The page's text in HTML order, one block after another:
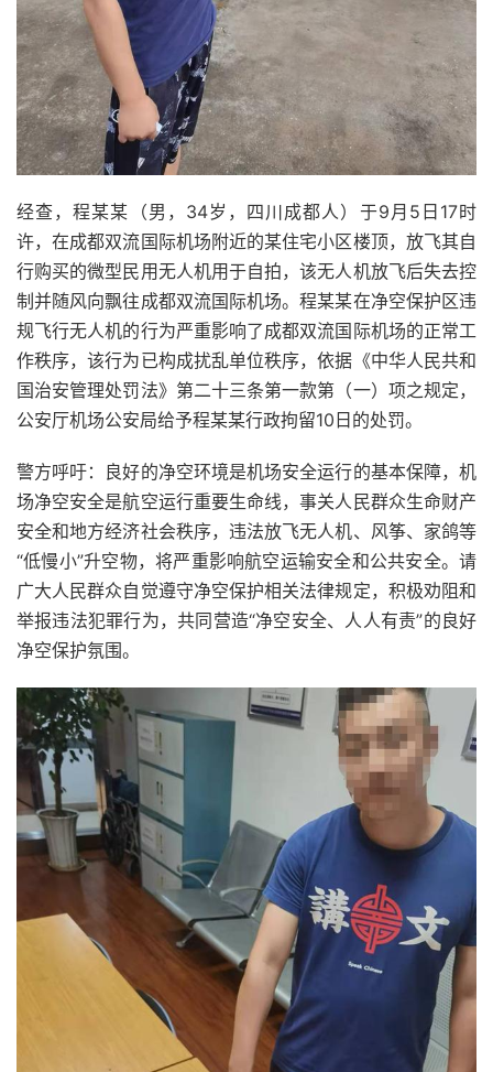
经查，程某某（男，34岁，四川成都人）于9月5日17时
许，在成都双流国际机场附近的某住宅小区楼顶，放飞其自
行购买的微型民用无人机用于自拍，该无人机放飞后失去控
制并随风向飘往成都双流国际机场。程某某在净空保护区违
规飞行无人机的行为严重影响了成都双流国际机场的正常工
作秩序，该行为已构成扰乱单位秩序，依据《中华人民共和
国治安管理处罚法》第二十三条第一款第（一）项之规定，
公安厅机场公安局给予程某某行政拘留10日的处罚。
警方呼吁：良好的净空环境是机场安全运行的基本保障，机
场净空安全是航空运行重要生命线，事关人民群众生命财产
安全和地方经济社会秩序，违法放飞无人机、风筝、家鸽等
“低慢小”升空物，将严重影响航空运输安全和公共安全。请
广大人民群众自觉遵守净空保护相关法律规定，积极劝阻和
举报违法犯罪行为，共同营造“净空安全、人人有责”的良好
净空保护氛围。